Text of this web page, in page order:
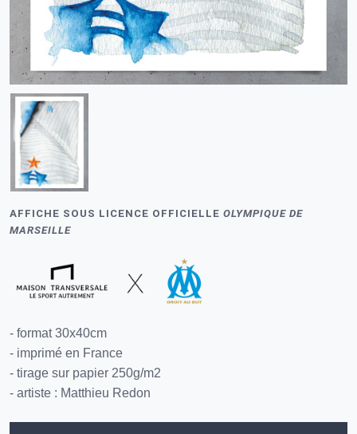
AFFICHE SOUS LICENCE OFFICIELLE OLYMPIQUE DE
MARSEILLE
- format 30x40cm
- imprimé en France
- tirage sur papier 250g/m2
- artiste : Matthieu Redon